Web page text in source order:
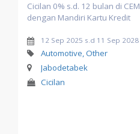
Cicilan 0% s.d. 12 bulan di CEM
dengan Mandiri Kartu Kredit
12 Sep 2025 s.d 11 Sep 2028
Automotive, Other
Jabodetabek
Cicilan